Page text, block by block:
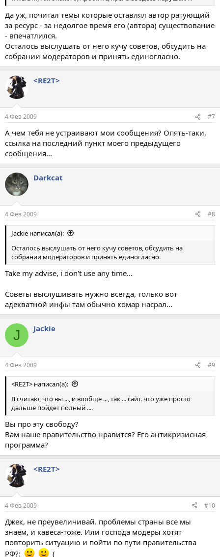
Да уж, почитал темы которые оставлял автор ратующий
за ресурс - за недолгое время его (автора) существование
- впечатлился.
Осталось выслушать от него кучу советов, обсудить на
собрании модераторов и принять единогласно.
<RE2T>
4 Фев 2009 #7
А чем тебя не устраивают мои сообщения? Опять-таки,
ссылка на последний пункт моего предыдущего
сообщения...
Darkcat
4 Фев 2009 #8
Jackie написал(а):
Осталось выслушать от него кучу советов, обсудить на
собрании модераторов и принять единогласно.
Take my advise, i don't use any time...
Советы выслушивать нужно всегда, только вот
адекватной инфы там обычно комар насрал...
J Jackie
4 Фев 2009 #9
<RE2T> написал(а):
Я считаю, что вы ..., и вообще ..., так ... сайт. что уже просто
дальше пойдет полный ....
Вы про эту свободу?
Вам наше правительство нравится? Его антикризисная
программа?
<RE2T>
4 Фев 2009 #10
Джек, не преувеличивай. проблемы страны все мы
знаем, и кавеса-тоже. Или господа модеры хотят
повторить ситуацию и пойти по пути правительства
РФ?:_
_(